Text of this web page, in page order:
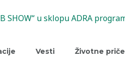
Vesti Životne priče